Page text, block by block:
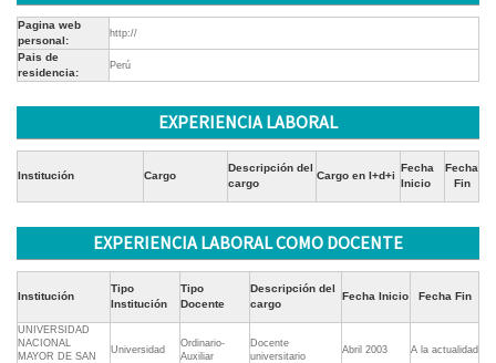
Pagina web
personal:
http://
Pais de
residencia:
Perú
EXPERIENCIA LABORAL
Institución Cargo
Descripción del
cargo
Cargo en I+d+i
Fecha
Inicio
Fecha
Fin
EXPERIENCIA LABORAL COMO DOCENTE
Institución
Tipo
Institución
Tipo
Docente
Descripción del
cargo
Fecha Inicio Fecha Fin
UNIVERSIDAD
NACIONAL
MAYOR DE SAN
Universidad
Ordinario-
Auxiliar
Docente
universitario
Abril 2003 A la actualidad